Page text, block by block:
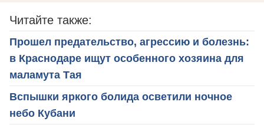
Читайте также:
Прошел предательство, агрессию и болезнь:
в Краснодаре ищут особенного хозяина для
маламута Тая
Вспышки яркого болида осветили ночное
небо Кубани